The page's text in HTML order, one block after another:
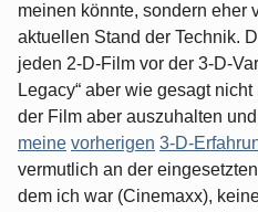
meinen könnte, sondern eher
aktuellen Stand der Technik.
jeden 2-D-Film vor der 3-D-
Legacy“ aber wie gesagt
der Film aber auszuhalten
meine vorherigen 3-D-
vermutlich an der
dem ich war (Cinemaxx),